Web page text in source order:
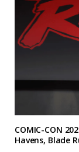
COMIC-CON
Havens, Blade